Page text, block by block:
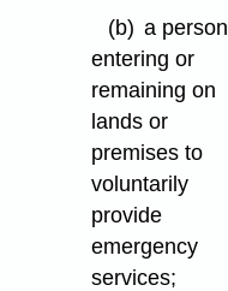
(b) a person
entering or
remaining on
lands or
premises to
voluntarily
provide
emergency
services;